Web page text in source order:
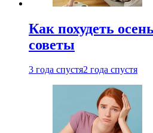
Как похудеть
советы
3 года спустя2 года спустя